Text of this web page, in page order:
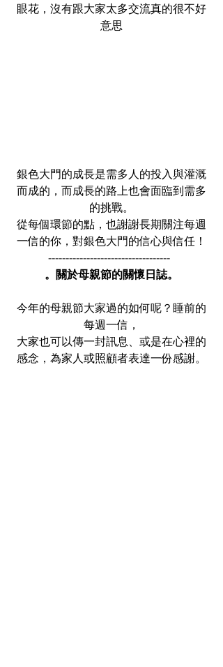
眼花，沒有跟大家太多交流真的很不好
意思
銀色大門的成長是需多人的投入與灌溉
而成的，而成長的路上也會面臨到需多
的挑戰。
從每個環節的點，也謝謝長期關注每週
一信的你，對銀色大門的信心與信任！
-----------------------------------
。關於母親節的關懷日誌。
今年的母親節大家過的如何呢？睡前的
每週一信，
大家也可以傳一封訊息、或是在心裡的
感念，為家人或照顧者表達一份感謝。